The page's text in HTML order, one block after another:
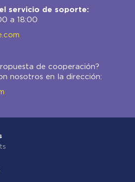
servicio de soporte:
a 18:00
de cooperación?
nosotros en la dirección: